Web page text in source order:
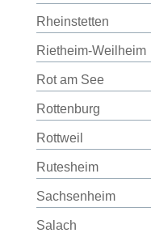
Rheinstetten
Rietheim-Weilheim
Rot am See
Rottenburg
Rottweil
Rutesheim
Sachsenheim
Salach